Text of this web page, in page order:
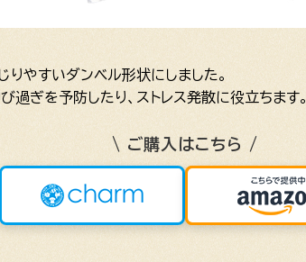
やすいダンベル形状にしました。
過ぎを予防したり、ストレス発散に役立ちます。
\ ご購入はこちら /